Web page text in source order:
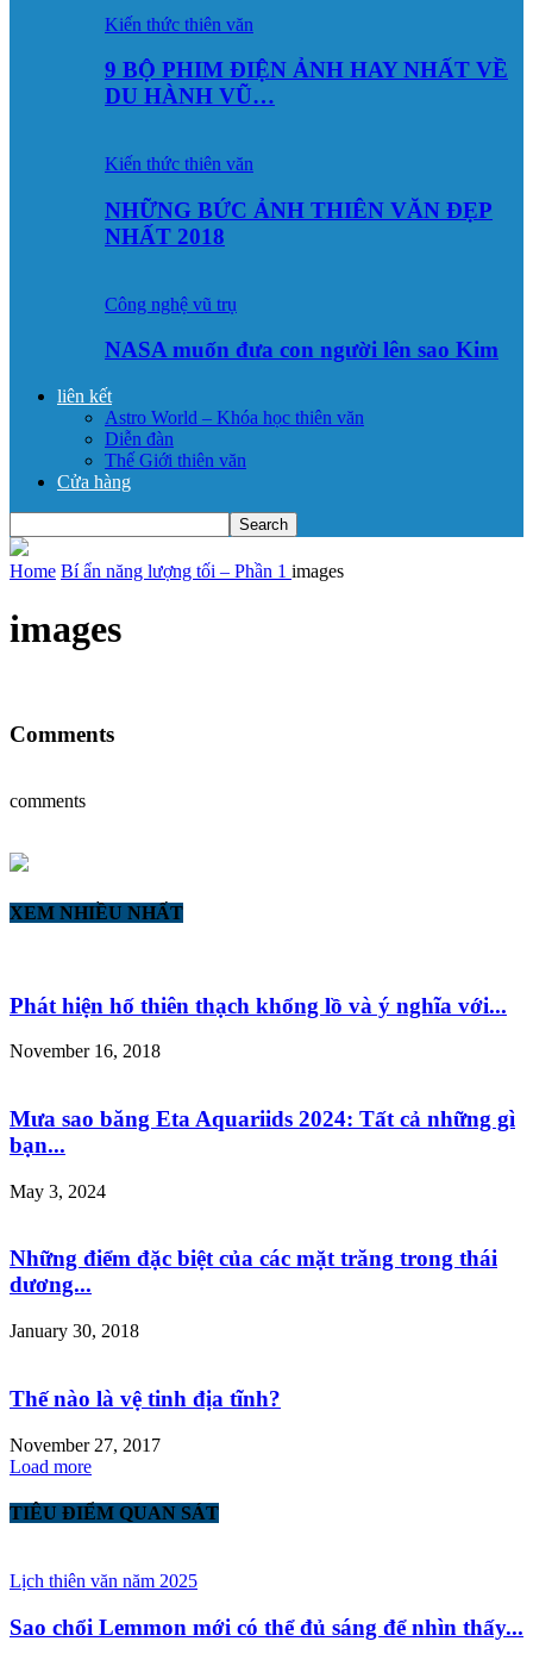
Kiến thức thiên văn
9 BỘ PHIM ĐIỆN ẢNH HAY NHẤT VỀ
DU HÀNH VŨ…
Kiến thức thiên văn
NHỮNG BỨC ẢNH THIÊN VĂN ĐẸP
NHẤT 2018
Công nghệ vũ trụ
NASA muốn đưa con người lên sao Kim
liên kết
Astro World – Khóa học thiên văn
Diễn đàn
Thế Giới thiên văn
Cửa hàng
Home Bí ẩn năng lượng tối – Phần 1 images
images
Comments
comments
XEM NHIỀU NHẤT
Phát hiện hố thiên thạch khổng lồ và ý nghĩa với...
November 16, 2018
Mưa sao băng Eta Aquariids 2024: Tất cả những gì
bạn...
May 3, 2024
Những điểm đặc biệt của các mặt trăng trong thái
dương...
January 30, 2018
Thế nào là vệ tinh địa tĩnh?
November 27, 2017
Load more
TIÊU ĐIỂM QUAN SÁT
Lịch thiên văn năm 2025
Sao chổi Lemmon mới có thể đủ sáng để nhìn thấy...